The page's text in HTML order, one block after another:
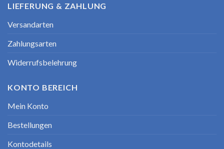
LIEFERUNG & ZAHLUNG
Versandarten
Zahlungsarten
Widerrufsbelehrung
KONTO BEREICH
Mein Konto
Bestellungen
Kontodetails